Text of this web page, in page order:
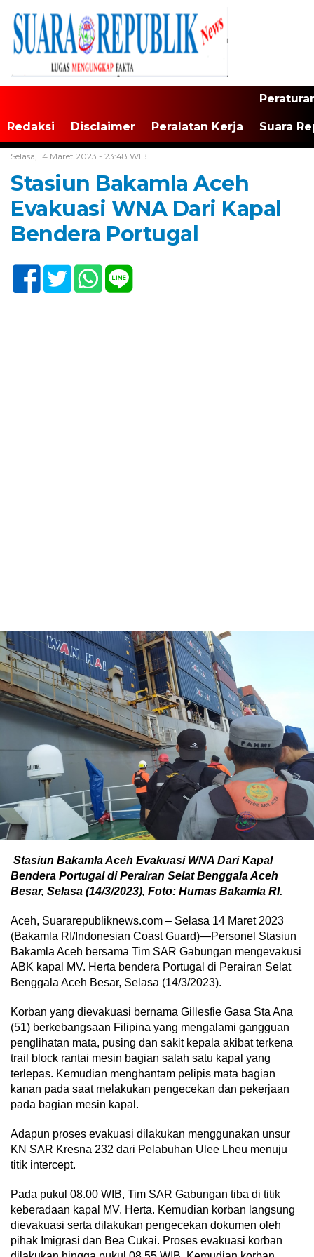
Redaksi Disclaimer Peralatan Kerja Suara
Selasa, 14 Maret 2023 - 23:48 WIB
Stasiun Bakamla Aceh
Evakuasi WNA Dari Kapal
Bendera Portugal
Stasiun Bakamla Aceh Evakuasi WNA Dari Kapal
Bendera Portugal di Perairan Selat Benggala Aceh
Besar, Selasa (14/3/2023), Foto: Humas Bakamla RI.
Aceh, Suararepubliknews.com – Selasa 14 Maret 2023
(Bakamla RI/Indonesian Coast Guard)—Personel Stasiun
Bakamla Aceh bersama Tim SAR Gabungan mengevakusi
ABK kapal MV. Herta bendera Portugal di Perairan Selat
Benggala Aceh Besar, Selasa (14/3/2023).
Korban yang dievakuasi bernama Gillesfie Gasa Sta Ana
(51) berkebangsaan Filipina yang mengalami gangguan
penglihatan mata, pusing dan sakit kepala akibat terkena
trail block rantai mesin bagian salah satu kapal yang
terlepas. Kemudian menghantam pelipis mata bagian
kanan pada saat melakukan pengecekan dan pekerjaan
pada bagian mesin kapal.
Adapun proses evakuasi dilakukan menggunakan unsur
KN SAR Kresna 232 dari Pelabuhan Ulee Lheu menuju
titik intercept.
Pada pukul 08.00 WIB, Tim SAR Gabungan tiba di titik
keberadaan kapal MV. Herta. Kemudian korban langsung
dievakuasi serta dilakukan pengecekan dokumen oleh
pihak Imigrasi dan Bea Cukai. Proses evakuasi korban